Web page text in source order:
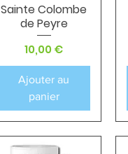
Aperçu rapide
Sainte Colombe
de Peyre
Prix
10,00 €
Ajouter au
panier